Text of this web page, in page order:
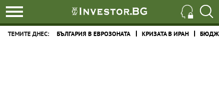
ТЕМИТЕ ДНЕС: БЪЛГАРИЯ В ЕВРОЗОНАТА КРИЗАТА В ИРАН